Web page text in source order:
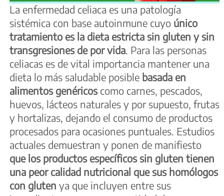
La enfermedad celiaca es una patología
sistémica con base autoinmune cuyo único
tratamiento es la dieta estricta sin gluten y sin
transgresiones de por vida. Para las personas
celiacas es de vital importancia mantener una
dieta lo más saludable posible basada en
alimentos genéricoscomo carnes, pescados,
huevos, lácteos naturales y por supuesto, frutas
y hortalizas, dejando el consumo de productos
procesados para ocasiones puntuales. Estudios
actuales demuestran y ponen de manifiesto
que los productos específicos sin gluten tienen
una peor calidad nutricional que sus homólogos
con gluten ya que incluyen entre sus